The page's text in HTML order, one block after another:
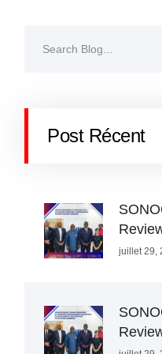
Post Récent
juillet 29,